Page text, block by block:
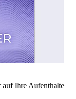
auf Ihre Aufenthalte